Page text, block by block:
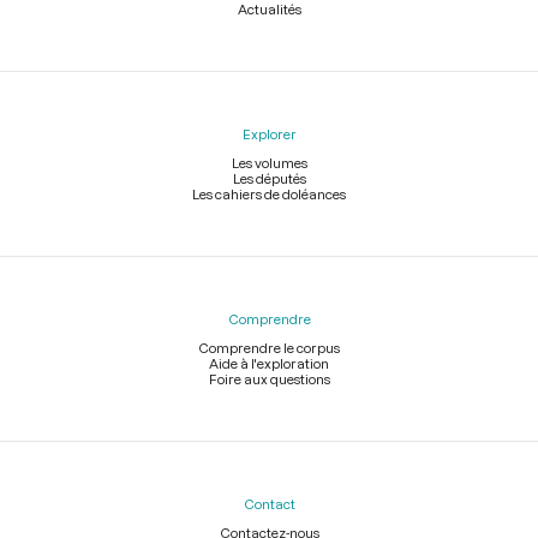
Actualités
Explorer
Les volumes
Les députés
Les cahiers de doléances
Comprendre
Comprendre le corpus
Aide à l'exploration
Foire aux questions
Contact
Contactez-nous